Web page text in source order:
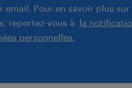
email. Pour en savoir plus
reportez-vous à la
personnelles.